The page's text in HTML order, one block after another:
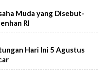
Muda yang Disebut-
RI
Hari Ini 5 Agustus